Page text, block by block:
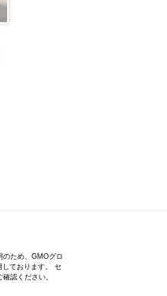
のため、GMOグロ
ております。 セ
認ください。